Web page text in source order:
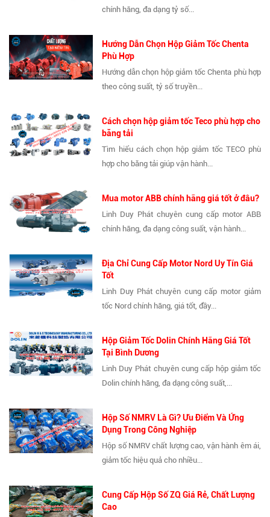
chính hãng, đa dạng tỷ số...
Hướng Dẫn Chọn Hộp Giảm Tốc Chenta
Phù Hợp
Hướng dẫn chọn hộp giảm tốc Chenta phù hợp
theo công suất, tỷ số truyền...
Cách chọn hộp giảm tốc Teco phù hợp cho
băng tải
Tìm hiểu cách chọn hộp giảm tốc TECO phù
hợp cho băng tải giúp vận hành...
Mua motor ABB chính hãng giá tốt ở đâu?
Linh Duy Phát chuyên cung cấp motor ABB
chính hãng, đa dạng công suất, vận hành...
Địa Chỉ Cung Cấp Motor Nord Uy Tín Giá
Tốt
Linh Duy Phát chuyên cung cấp motor giảm
tốc Nord chính hãng, giá tốt, đầy...
Hộp Giảm Tốc Dolin Chính Hãng Giá Tốt
Tại Bình Dương
Linh Duy Phát chuyên cung cấp hộp giảm tốc
Dolin chính hãng, đa dạng công suất,...
Hộp Số NMRV Là Gì? Ưu Điểm Và Ứng
Dụng Trong Công Nghiệp
Hộp số NMRV chất lượng cao, vận hành êm ái,
giảm tốc hiệu quả cho nhiều...
Cung Cấp Hộp Số ZQ Giá Rẻ, Chất Lượng
Cao